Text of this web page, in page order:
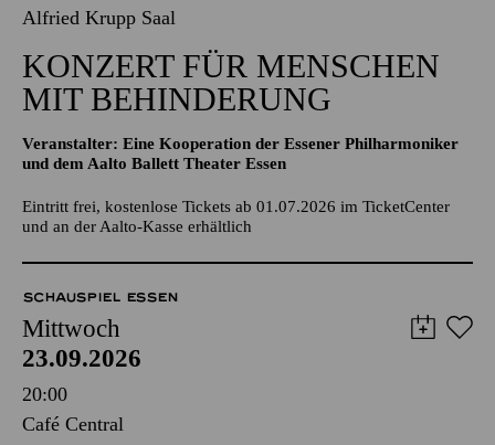
Alfried Krupp Saal
KONZERT FÜR MENSCHEN
MIT BEHINDERUNG
Veranstalter: Eine Kooperation der Essener Philharmoniker
und dem Aalto Ballett Theater Essen
Eintritt frei, kostenlose Tickets ab 01.07.2026 im TicketCenter
und an der Aalto-Kasse erhältlich
SCHAUSPIEL ESSEN
Mittwoch
23.09.2026
20:00
Café Central